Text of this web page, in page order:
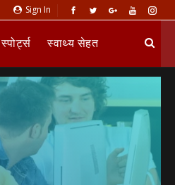
Sign In
स्पोर्ट्स स्वाथ्य सेहत